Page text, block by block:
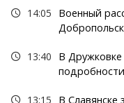
14:05
Военный
13:40
В Дружковке
подробности
13:15
В Славянске